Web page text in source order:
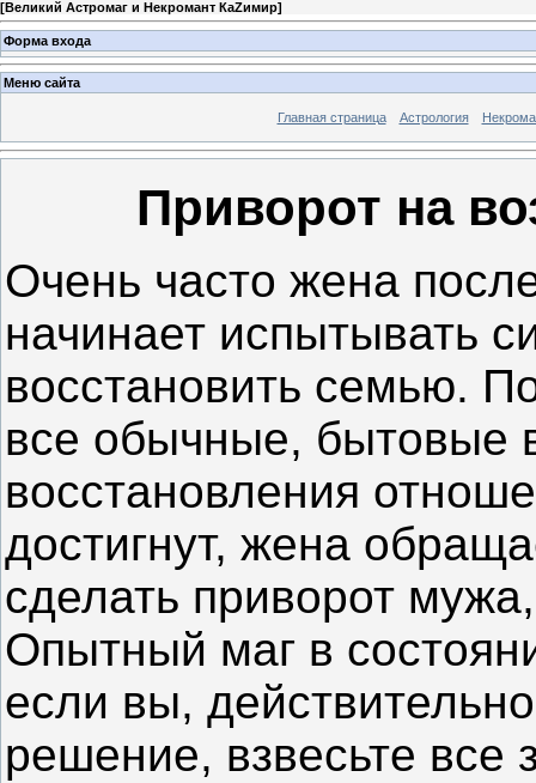
[Великий Астромаг и Некромант КаZимир]
Форма входа
Меню сайта
Главная страница Астрология
Приворот на
Очень часто жена
начинает испытывать
восстановить семью.
все обычные, бытовые
восстановления
достигнут, жена
сделать приворот
Опытный маг в
если вы,
решение, взвесьте все